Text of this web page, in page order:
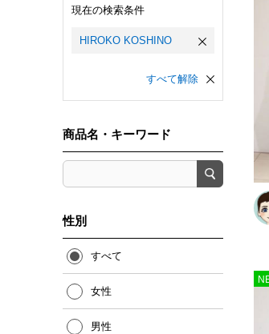
現在の検索条件
HIROKO KOSHINO
すべて解除
商品名・キーワード
性別
すべて
女性
男性